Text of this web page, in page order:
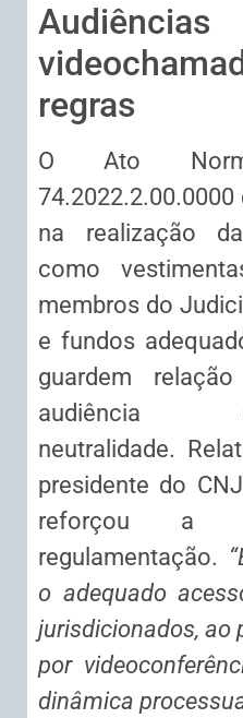
regras
O Ato
na realização
como
membros do
e fundos
guardem
audiência
neutralidade.
presidente do
reforçou a
regulamentação.
o adequado
jurisdicionados, ao
por
dinâmica